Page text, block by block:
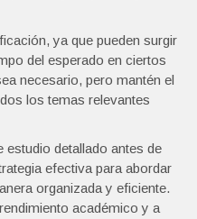
ya que pueden surgir
del esperado en ciertos
necesario, pero mantén el
los temas relevantes
estudio detallado antes de
efectiva para abordar
organizada y eficiente.
académico y a